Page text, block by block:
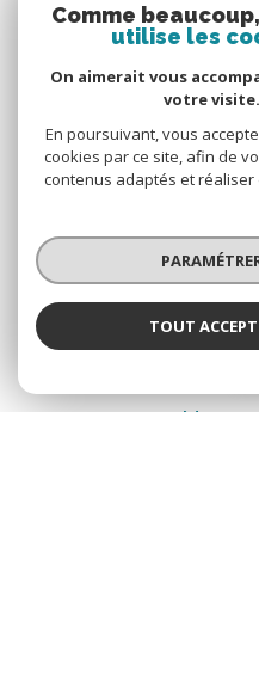
04 67 88
NOS
Nous
Comme
utilise les
On aimerait vous
votre visite.
En poursuivant, vous
cookies par ce site, afin de
contenus adaptés et réaliser
TOUT